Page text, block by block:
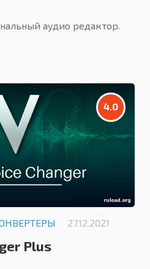
аудио редактор.
4.0
27.12.2021
Plus